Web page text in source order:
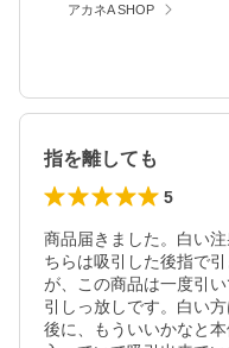
アカネA SHOP
指を離しても
5
商品届きました。白い
ちらは吸引した後指で
が、この商品は一度引
引しっ放しです。白い
後に、もういいかなと